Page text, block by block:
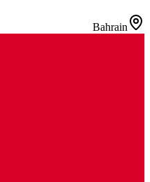
Bahrain